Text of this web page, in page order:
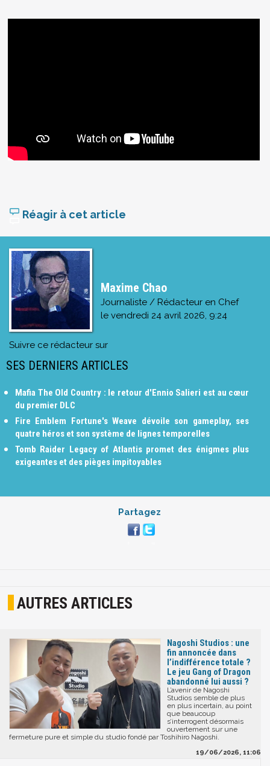
Réagir à cet article
Maxime Chao
Journaliste / Rédacteur en Chef
le vendredi 24 avril 2026, 9:24
Suivre ce rédacteur sur
SES DERNIERS ARTICLES
Mafia The Old Country : le retour d'Ennio Salieri est au cœur
du premier DLC
Fire Emblem Fortune's Weave dévoile son gameplay, ses
quatre héros et son système de lignes temporelles
Tomb Raider Legacy of Atlantis promet des énigmes plus
exigeantes et des pièges impitoyables
Partagez
AUTRES ARTICLES
Nagoshi Studios : une
fin annoncée dans
l’indifférence totale ?
Le jeu Gang of Dragon
abandonné lui aussi ?
L’avenir de Nagoshi
Studios semble de plus
en plus incertain, au point
que beaucoup
s’interrogent désormais
ouvertement sur une
fermeture pure et simple du studio fondé par Toshihiro Nagoshi.
19/06/2026, 11:06